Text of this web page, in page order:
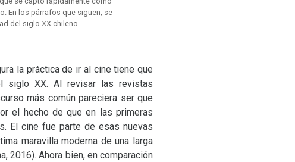
En los párrafos que siguen, se
del siglo XX chileno.
la práctica de ir al cine tiene que
siglo XX. Al revisar las revistas
más común pareciera ser que
el hecho de que en las primeras
El cine fue parte de esas nuevas
maravilla moderna de una larga
2016). Ahora bien, en comparación